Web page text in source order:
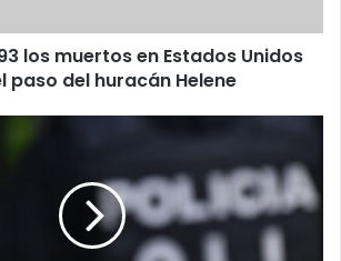
los muertos en Estados Unidos
paso del huracán Helene